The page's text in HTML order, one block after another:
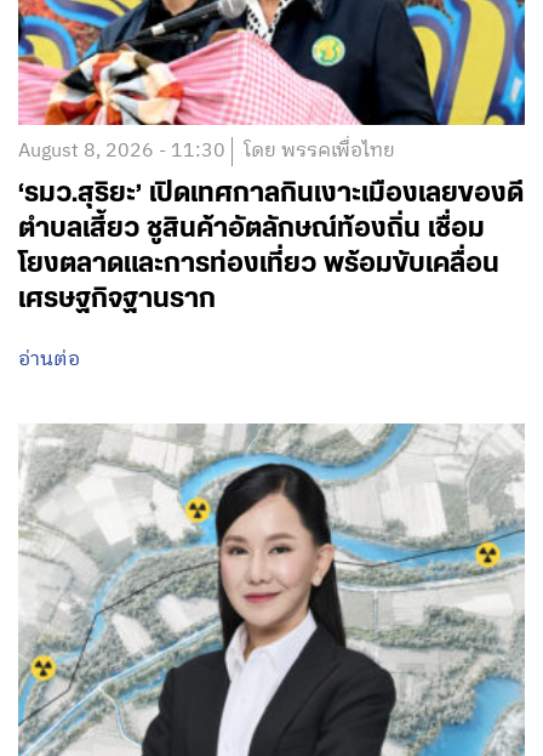
August 8, 2026 - 11:30 โดย พรรคเพื่อไทย
‘รมว.สุริยะ’ เปิดเทศกาลกินเงาะเมืองเลยของดี
ตำบลเสี้ยว ชูสินค้าอัตลักษณ์ท้องถิ่น เชื่อม
โยงตลาดและการท่องเที่ยว พร้อมขับเคลื่อน
เศรษฐกิจฐานราก
อ่านต่อ